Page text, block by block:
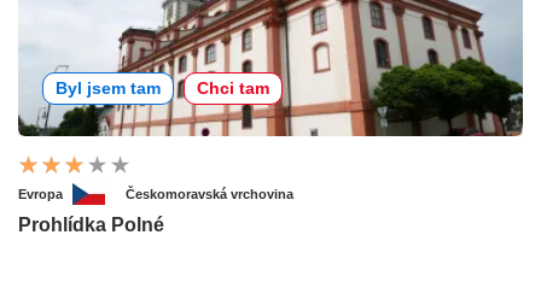
Byl jsem tam Chci tam
Evropa Českomoravská vrchovina
Prohlídka Polné